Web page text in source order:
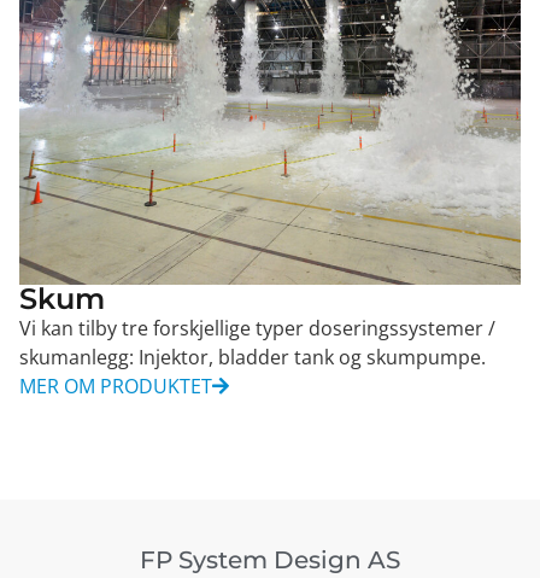
Skum
Vi kan tilby tre forskjellige typer doseringssystemer /
skumanlegg: Injektor, bladder tank og skumpumpe.
MER OM PRODUKTET
FP System Design AS